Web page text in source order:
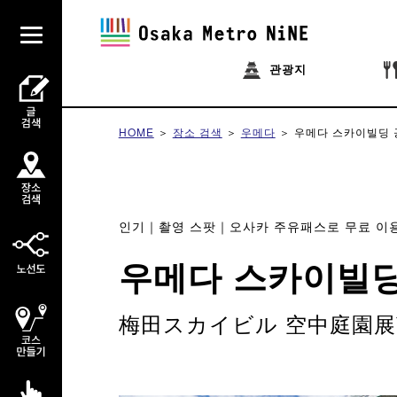
관광지
HOME 장소 검색 우메다 우메다 스카이빌딩
인기 촬영 스팟 오사카 주유패스로 무료 이
우메다 스카이빌
梅田スカイビル 空中庭園